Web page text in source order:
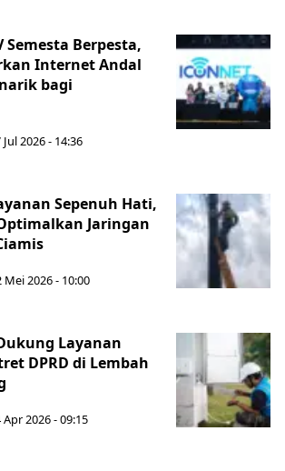
Semesta Berpesta,
Internet Andal
bagi
2026 - 14:36
Sepenuh Hati,
Jaringan
Mei 2026 - 10:00
Layanan
DPRD di Lembah
Apr 2026 - 09:15